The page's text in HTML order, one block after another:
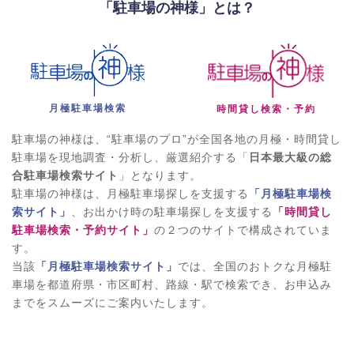
「駐車場の神様」とは？
月極駐車場検索 時間貸し検索・予約
駐車場の神様は、“駐車場のプロ”が全国各地の月極・時間貸し
駐車場を現地調査・分析し、厳選紹介する「 日本最大級の総
合駐車場検索サイト 」となります。
駐車場の神様は、月極駐車場探しを支援する
「月極駐車場検
索サイト」
、お出かけ時の駐車場探しを支援する
「時間貸し
駐車場検索・予約サイト」 の２つのサイトで構成されていま
す。
当該 「月極駐車場検索サイト」 では、全国のおトクな月極駐
車場を都道府県・市区町村、路線・駅で検索でき、お申込み
までをスムーズにご案内いたします。